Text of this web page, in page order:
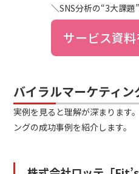
＼SNS分析の“3大課
サービス資
バイラルマーケティン
実例を見ると理解が深まります
ングの成功事例を紹介します。